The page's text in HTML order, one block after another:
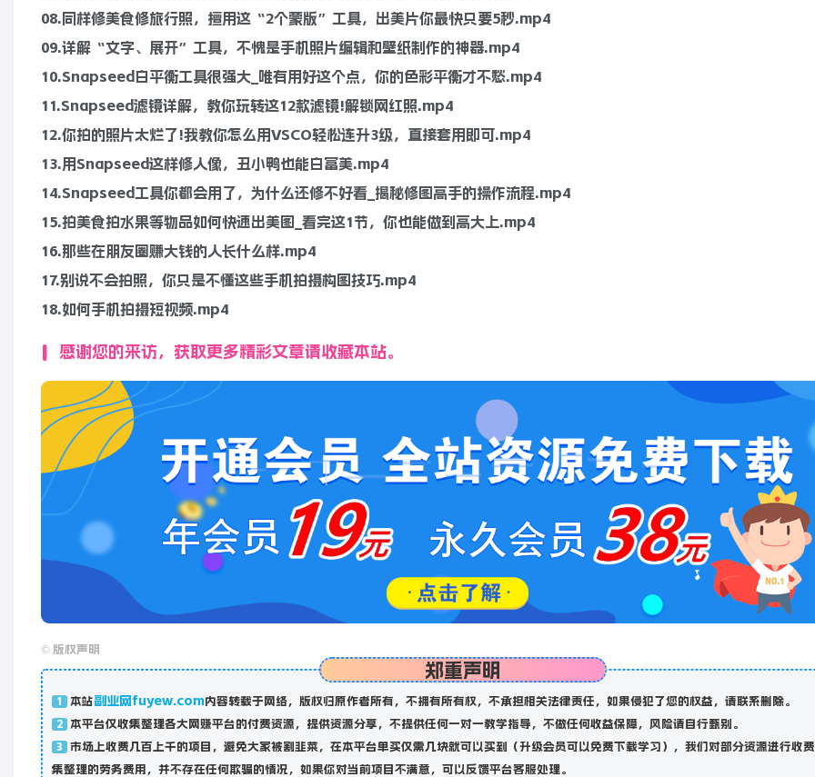
08.同样修美食修旅行照，擅用这“2个蒙版”工具，出美片你最快只要5秒.mp4
09.详解“文字、展开”工具，不愧是手机照片编辑和壁纸制作的神器.mp4
10.Snapseed白平衡工具很强大_唯有用好这个点，你的色彩平衡才不愁.mp4
11.Snapseed滤镜详解，教你玩转这12款滤镜!解锁网红照.mp4
12.你拍的照片太烂了!我教你怎么用VSCO轻松连升3级，直接套用即可.mp4
13.用Snapseed这样修人像，丑小鸭也能白富美.mp4
14.Snapseed工具你都会用了，为什么还修不好看_揭秘修图高手的操作流程.mp4
15.拍美食拍水果等物品如何快速出美图_看完这1节，你也能做到高大上.mp4
16.那些在朋友圈赚大钱的人长什么样.mp4
17.别说不会拍照，你只是不懂这些手机拍摄构图技巧.mp4
18.如何手机拍摄短视频.mp4
感谢您的来访，获取更多精彩文章请收藏本站。
© 版权声明
郑重声明
1 本站副业网fuyew.com内容转载于网络，版权归原作者所有，不拥有所有权，不承担相关法律责任，如果侵犯了您的权益，请联系删除。
2 本平台仅收集整理各大网赚平台的付费资源，提供资源分享，不提供任何一对一教学指导，不做任何收益保障，风险请自行甄别。
3
市场上收费几百上千的项目，避免大家被割韭菜，在本平台单买仅需几块就可以买到（升级会员可以免费下载学习），我们对部分资源进行收
集整理的劳务费用，并不存在任何欺骗的情况，如果你对当前项目不满意，可以反馈平台客服处理。